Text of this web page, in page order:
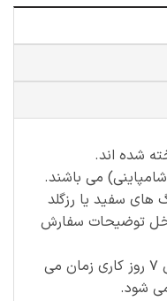
می باشند.
های سفید یا رزگلد
توضیحات سفارش
درخواست آبکاری شما حدود ۵ الی ۷ روز کاری زمان می
شود.